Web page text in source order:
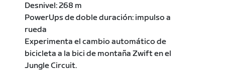
Desnivel: 268 m
PowerUps de doble duración: impulso a
rueda
Experimenta el cambio automático de
bicicleta a la bici de montaña Zwift en el
Jungle Circuit.